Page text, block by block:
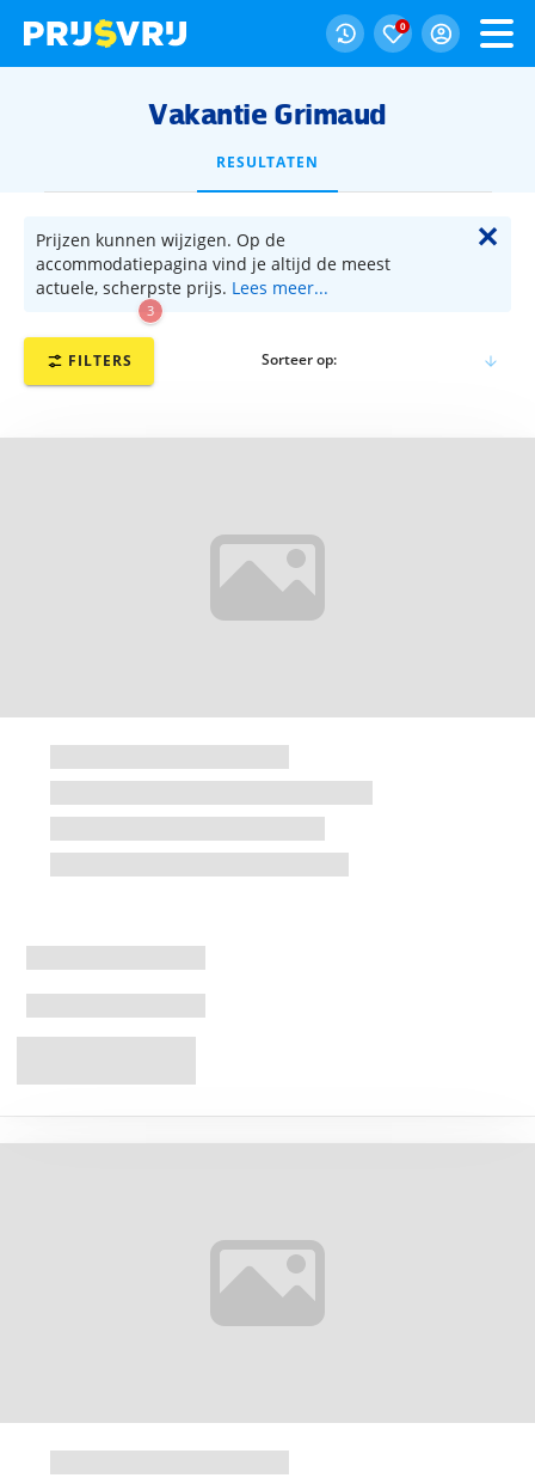
0
Vakantie Grimaud
RESULTATEN
Prijzen kunnen wijzigen. Op de
accommodatiepagina vind je altijd de meest
actuele, scherpste prijs. Lees meer...
✕
FILTERS
3
Sorteer op: